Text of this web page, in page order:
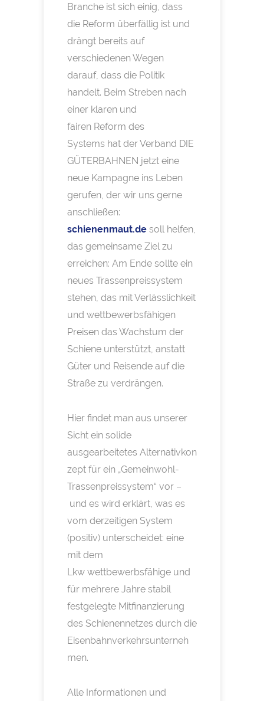
Branche ist sich einig, dass
die Reform überfällig ist und
drängt bereits auf
verschiedenen Wegen
darauf, dass die Politik
handelt. Beim Streben nach
einer klaren und
fairen Reform des
Systems hat der Verband DIE
GÜTERBAHNEN jetzt eine
neue Kampagne ins Leben
gerufen, der wir uns gerne
anschließen:
schienenmaut.de soll helfen,
das gemeinsame Ziel zu
erreichen: Am Ende sollte ein
neues Trassenpreissystem
stehen, das mit Verlässlichkeit
und wettbewerbsfähigen
Preisen das Wachstum der
Schiene unterstützt, anstatt
Güter und Reisende auf die
Straße zu verdrängen.
Hier findet man aus unserer
Sicht ein solide
ausgearbeitetes Alternativkon
zept für ein „Gemeinwohl-
Trassenpreissystem“ vor –
und es wird erklärt, was es
vom derzeitigen System
(positiv) unterscheidet: eine
mit dem
Lkw wettbewerbsfähige und
für mehrere Jahre stabil
festgelegte Mitfinanzierung
des Schienennetzes durch die
Eisenbahnverkehrsunterneh
men.
Alle Informationen und